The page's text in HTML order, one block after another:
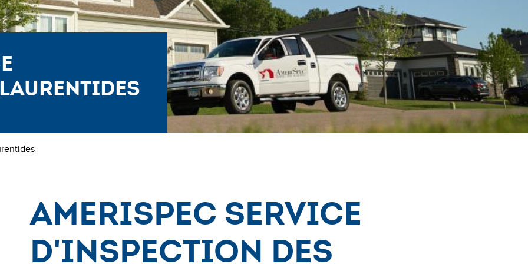
AmeriSpec Service
d'Inspection des